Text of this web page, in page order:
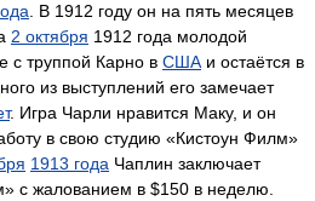
. В 1912 году он на пять месяцев
2 октября 1912 года молодой
с труппой Карно в США и остаётся в
из выступлений его замечает
. Игра Чарли нравится Маку, и он
в свою студию «Кистоун Филм»
1913 года Чаплин заключает
с жалованием в $150 в неделю.